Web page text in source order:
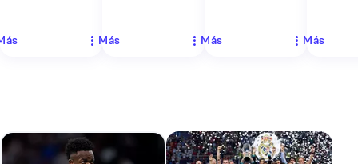
Más Más Más